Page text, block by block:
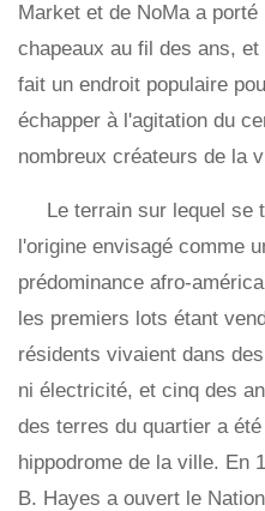
Market et de NoMa a
chapeaux au fil des ans,
fait un endroit populaire
échapper à l'agitation du
nombreux créateurs de la
Le terrain sur lequel se
l'origine envisagé comme
prédominance afro-
les premiers lots étant
résidents vivaient dans
ni électricité, et cinq des
des terres du quartier a
hippodrome de la ville. En
B. Hayes a ouvert le